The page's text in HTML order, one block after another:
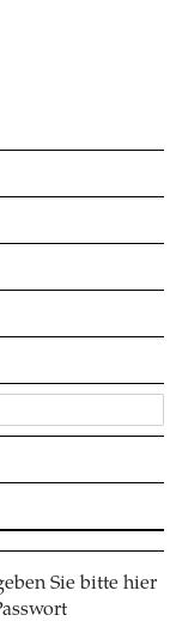
Sie bitte hier